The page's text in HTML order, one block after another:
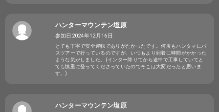
ハンターマウンテン塩原
参加日2024年12月16日
とても丁寧で安全運転でありがたかったです。何度もハンタマにバ
スツアーで行っているのですが、いつもより到着に時間がかかった
ような気がしました。(インター降りてから途中で工事していてと
ても慎重に登ってくださっていたのでそこは大変だったと思いま
す。)
ハンターマウンテン塩原